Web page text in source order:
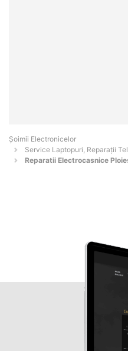
Șoimii Electronicelor
Service Laptopuri, Reparații
Reparatii Electrocasnice